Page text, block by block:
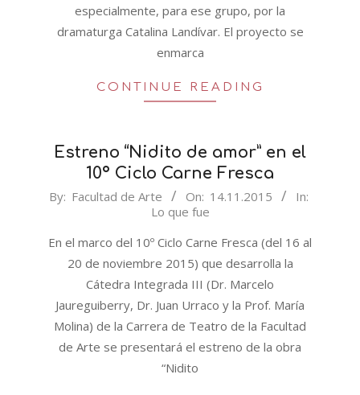
especialmente, para ese grupo, por la
dramaturga Catalina Landívar. El proyecto se
enmarca
CONTINUE READING
Estreno “Nidito de amor” en el
10º Ciclo Carne Fresca
2015-
14
By: Facultad de Arte On: 14.11.2015
In:
Lo que fue
En el marco del 10º Ciclo Carne Fresca (del 16 al
20 de noviembre 2015) que desarrolla la
Cátedra Integrada III (Dr. Marcelo
Jaureguiberry, Dr. Juan Urraco y la Prof. María
Molina) de la Carrera de Teatro de la Facultad
de Arte se presentará el estreno de la obra
“Nidito